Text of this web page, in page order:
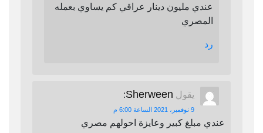
عندي مليون دينار عراقي كم يساوي بعمله
المصري
رد
يقول Sherween
:
9 نوفمبر، 2021 الساعة 6:00 م
عندي مبلغ كبير وعايزة احولهم مصري